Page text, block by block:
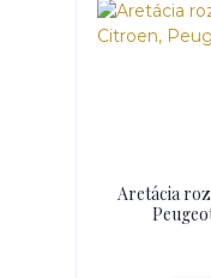
Aretácia